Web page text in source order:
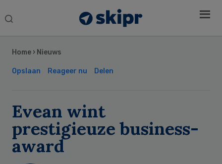
Search
Home › Nieuws
Opslaan Reageer nu Delen
Evean wint
prestigieuze business-
award
Sidebar